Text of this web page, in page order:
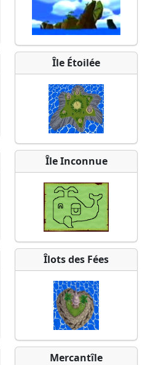
Île Étoilée
Île Inconnue
Îlots des Fées
Mercantîle